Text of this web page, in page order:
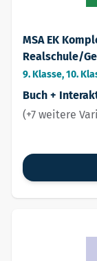
MSA EK
Realschule/
9. Klasse, 10.
Buch +
(+7 weitere